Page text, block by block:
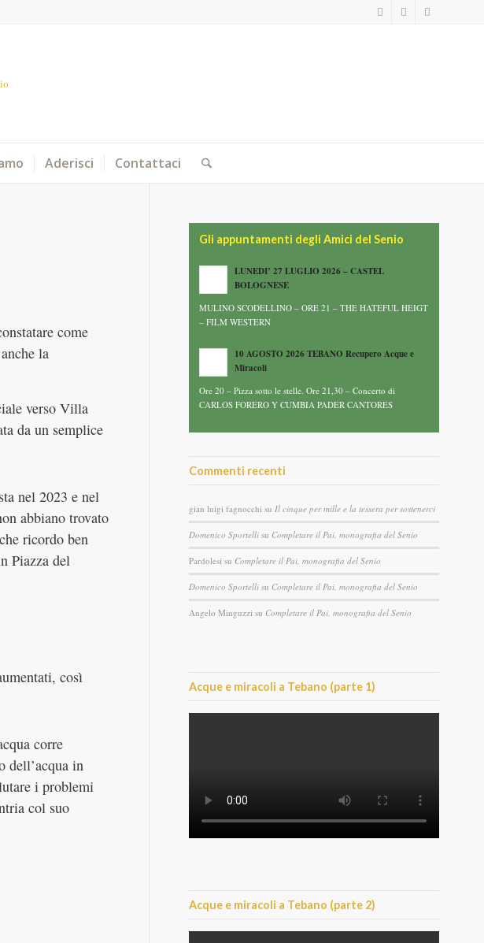
Aderisci Contattaci
come
la
verso Villa
da un semplice
nel 2023 e nel
abbiano trovato
ricordo ben
Piazza del
così
corre
dell’acqua in
i problemi
col suo
Gli appuntamenti degli Amici del Senio
LUNEDI’ 27 LUGLIO 2026 – CASTEL
BOLOGNESE
MULINO SCODELLINO – ORE 21 – THE HATEFUL HEIGT
– FILM WESTERN
10 AGOSTO 2026 TEBANO Recupero Acque e
Miracoli
Ore 20 – Pizza sotto le stelle. Ore 21,30 – Concerto di
CARLOS FORERO Y CUMBIA PADER CANTORES
Commenti recenti
gian luigi fagnocchi su Il cinque per mille e la tessera per sostenerci
Domenico Sportelli su Completare il Pai, monografia del Senio
Pardolesi su Completare il Pai, monografia del Senio
Domenico Sportelli su Completare il Pai, monografia del Senio
Angelo Minguzzi su Completare il Pai, monografia del Senio
Acque e miracoli a Tebano (parte 1)
Acque e miracoli a Tebano (parte 2)